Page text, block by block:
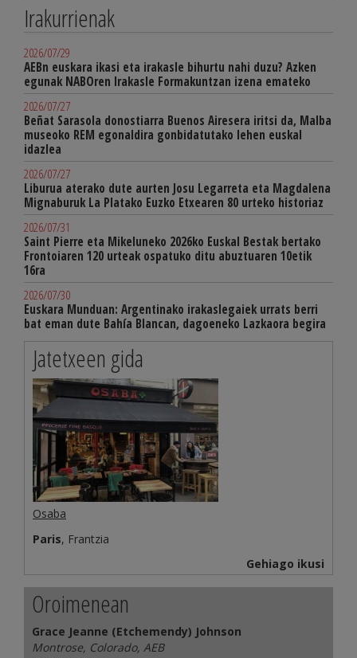
Irakurrienak
2026/07/29
AEBn euskara ikasi eta irakasle bihurtu nahi duzu? Azken
egunak NABOren Irakasle Formakuntzan izena emateko
2026/07/27
Beñat Sarasola donostiarra Buenos Airesera iritsi da, Malba
museoko REM egonaldira gonbidatutako lehen euskal
idazlea
2026/07/27
Liburua aterako dute aurten Josu Legarreta eta Magdalena
Mignaburuk La Platako Euzko Etxearen 80 urteko historiaz
2026/07/31
Saint Pierre eta Mikeluneko 2026ko Euskal Bestak bertako
Frontoiaren 120 urteak ospatuko ditu abuztuaren 10etik
16ra
2026/07/30
Euskara Munduan: Argentinako irakaslegaiek urrats berri
bat eman dute Bahía Blancan, dagoeneko Lazkaora begira
Jatetxeen gida
Osaba
Paris, Frantzia
Gehiago ikusi
Oroimenean
Grace Jeanne (Etchemendy) Johnson
Montrose, Colorado, AEB